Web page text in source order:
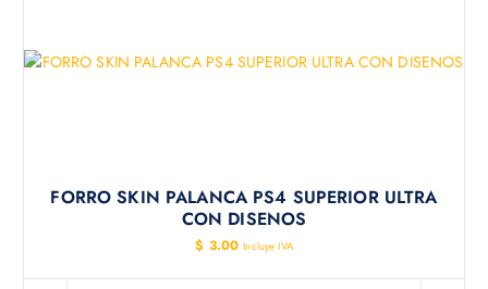
FORRO SKIN PALANCA PS4 SUPERIOR ULTRA
CON DISENOS
$ 3.00 Incluye IVA